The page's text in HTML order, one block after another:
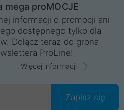
Gliwice, Kalisz, Bytom,
obsługa!
polskim kapitałem. Działamy
kraju! Posiadamy siedzibę
na terenie kraju. Cała
ProLine jest
zakup notebooka albo laptopa w
i pełne bezpieczeństwo.
i części komputerowe
mega proMOCJE
informacji o promocji ani
dostępnego tylko dla
Dołącz teraz do grona
ProLine!
Więcej informacji
Zapisz się